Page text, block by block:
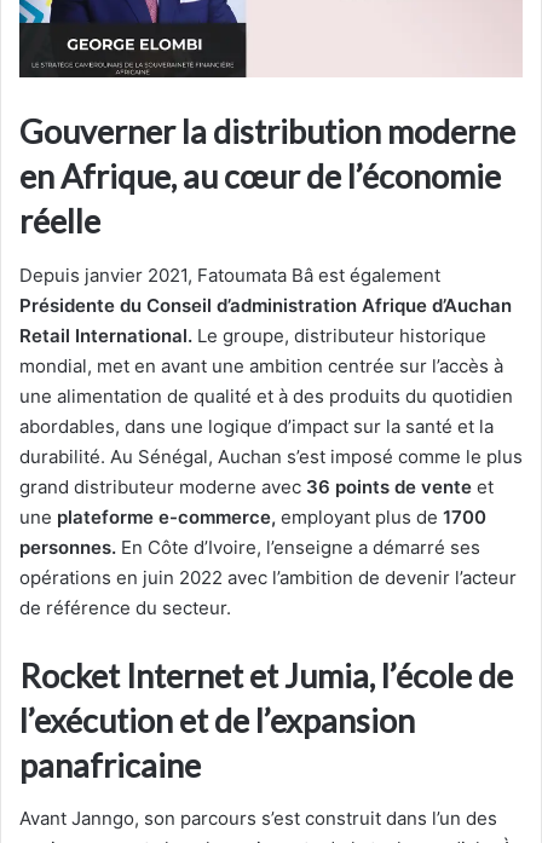
Gouverner la distribution moderne
en Afrique, au cœur de l’économie
réelle
Depuis janvier 2021, Fatoumata Bâ est également
Présidente du Conseil d’administration Afrique d’Auchan
Retail International. Le groupe, distributeur historique
mondial, met en avant une ambition centrée sur l’accès à
une alimentation de qualité et à des produits du quotidien
abordables, dans une logique d’impact sur la santé et la
durabilité. Au Sénégal, Auchan s’est imposé comme le plus
grand distributeur moderne avec 36 points de vente et
une plateforme e-commerce, employant plus de 1700
personnes. En Côte d’Ivoire, l’enseigne a démarré ses
opérations en juin 2022 avec l’ambition de devenir l’acteur
de référence du secteur.
Rocket Internet et Jumia, l’école de
l’exécution et de l’expansion
panafricaine
Avant Janngo, son parcours s’est construit dans l’un des